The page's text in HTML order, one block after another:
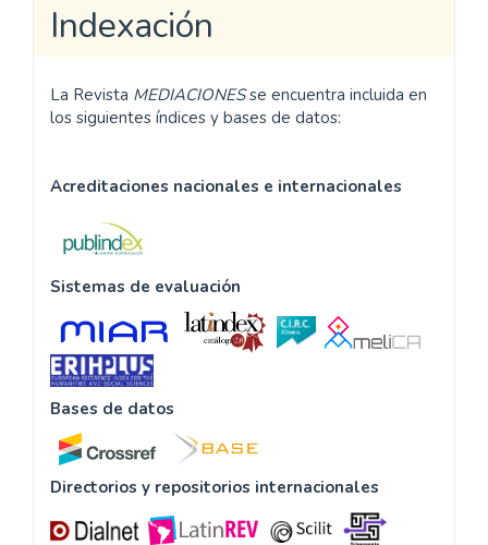
Indexación
La Revista MEDIACIONESse encuentra incluida en
los siguientes índices y bases de datos:
Acreditaciones nacionales e internacionales
Sistemas de evaluación
Bases de datos
Directorios y repositorios internacionales